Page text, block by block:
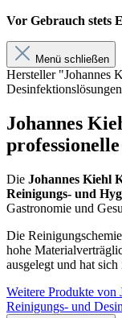
Vor Gebrauch stets
Menü schließen
Hersteller "Johannes
Johannes
Die Johannes Kiehl
Reinigungs- und
Gastronomie und
Die
hohe
ausgelegt und hat
Weitere Produkte
Reinigungs- und